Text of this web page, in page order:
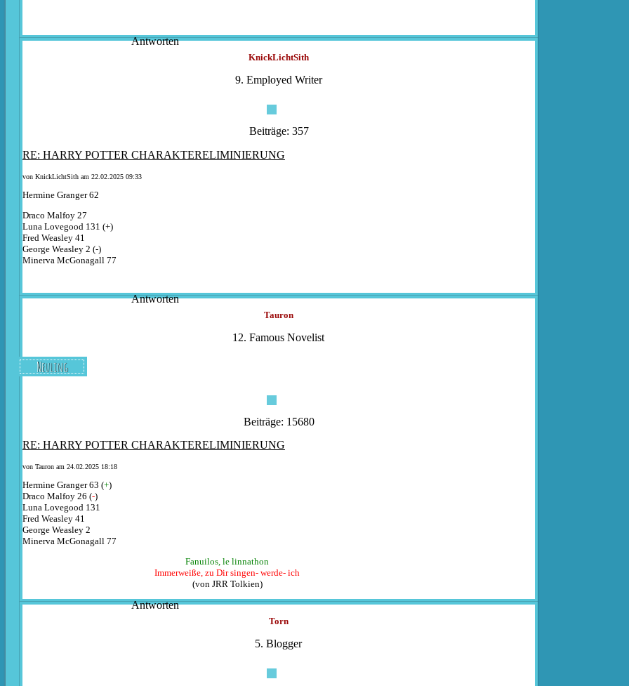
Antworten
KnickLichtSith
9. Employed Writer
Beiträge: 357
RE: HARRY POTTER CHARAKTERELIMINIERUNG
von KnickLichtSith am 22.02.2025 09:33
Hermine Granger 62
Draco Malfoy 27
Luna Lovegood 131 (+)
Fred Weasley 41
George Weasley 2 (-)
Minerva McGonagall 77
Antworten
Tauron
12. Famous Novelist
Neuling
Beiträge: 15680
RE: HARRY POTTER CHARAKTERELIMINIERUNG
von Tauron am 24.02.2025 18:18
Hermine Granger 63 (+)
Draco Malfoy 26 (-)
Luna Lovegood 131
Fred Weasley 41
George Weasley 2
Minerva McGonagall 77
Fanuilos, le linnathon
Immerweiße, zu Dir singen- werde- ich
(von JRR Tolkien)
Antworten
Torn
5. Blogger